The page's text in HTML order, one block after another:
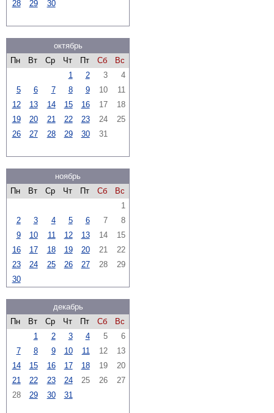
28 29 30
октябрь
Пн
Вт Ср Чт Пт Сб
Вс
1
2 3
4
5
6 7 8 9 10
11
12
13 14 15 16 17
18
19
20 21 22 23 24
25
26
27 28 29 30 31
ноябрь
Пн
Вт Ср Чт Пт Сб
Вс
1
2
3 4 5 6 7
8
9
10 11 12 13 14
15
16
17 18 19 20 21
22
23
24 25 26 27 28
29
30
декабрь
Пн
Вт Ср Чт Пт Сб
Вс
1
2 3 4 5
6
7
8 9 10 11 12
13
14
15 16 17 18 19
20
21
22 23 24 25 26
27
28
29 30 31